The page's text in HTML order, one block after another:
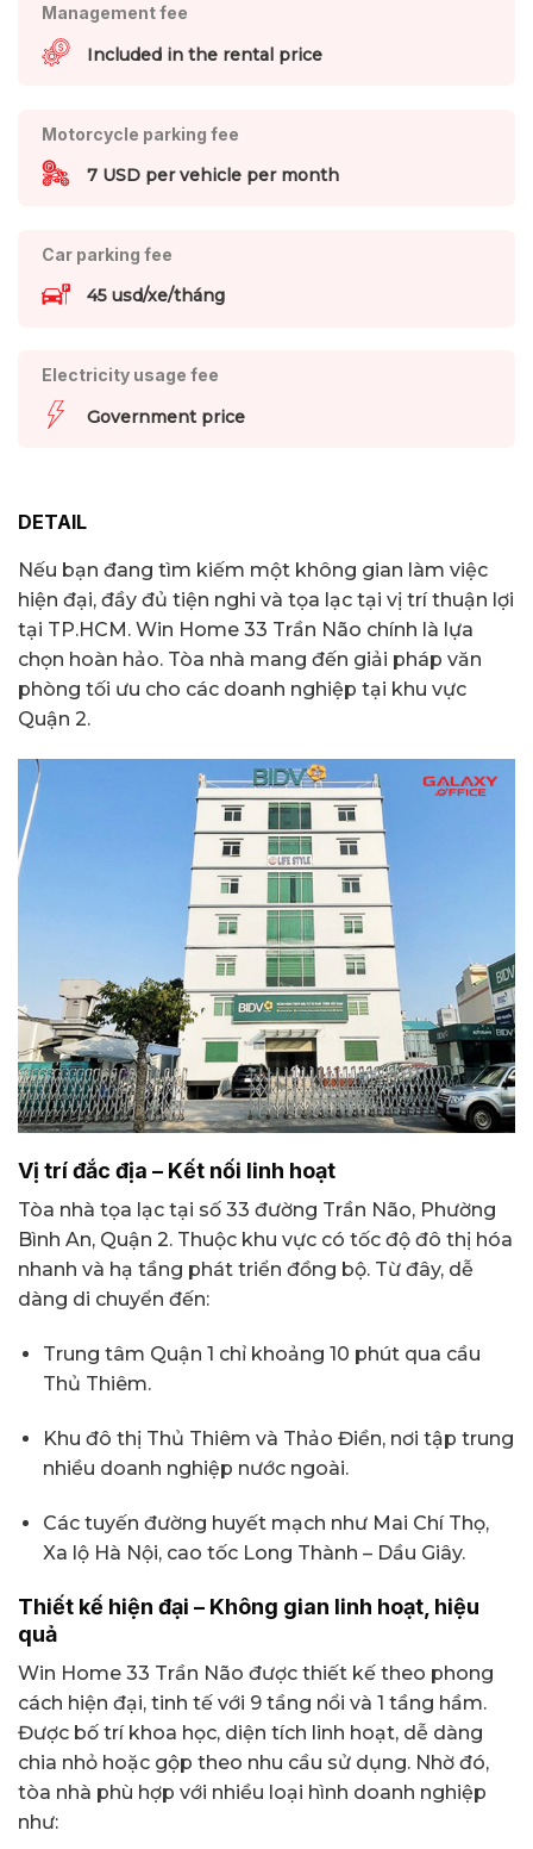
Management fee
Included in the rental price
Motorcycle parking fee
7 USD per vehicle per month
Car parking fee
45 usd/xe/tháng
Electricity usage fee
Government price
DETAIL
Nếu bạn đang tìm kiếm một không gian làm việc
hiện đại, đầy đủ tiện nghi và tọa lạc tại vị trí thuận lợi
tại TP.HCM. Win Home 33 Trần Não chính là lựa
chọn hoàn hảo. Tòa nhà mang đến giải pháp văn
phòng tối ưu cho các doanh nghiệp tại khu vực
Quận 2.
Vị trí đắc địa – Kết nối linh hoạt
Tòa nhà tọa lạc tại số 33 đường Trần Não, Phường
Bình An, Quận 2. Thuộc khu vực có tốc độ đô thị hóa
nhanh và hạ tầng phát triển đồng bộ. Từ đây, dễ
dàng di chuyển đến:
Trung tâm Quận 1 chỉ khoảng 10 phút qua cầu
Thủ Thiêm.
Khu đô thị Thủ Thiêm và Thảo Điền, nơi tập trung
nhiều doanh nghiệp nước ngoài.
Các tuyến đường huyết mạch như Mai Chí Thọ,
Xa lộ Hà Nội, cao tốc Long Thành – Dầu Giây.
Thiết kế hiện đại – Không gian linh hoạt, hiệu
quả
Win Home 33 Trần Não được thiết kế theo phong
cách hiện đại, tinh tế với 9 tầng nổi và 1 tầng hầm.
Được bố trí khoa học, diện tích linh hoạt, dễ dàng
chia nhỏ hoặc gộp theo nhu cầu sử dụng. Nhờ đó,
tòa nhà phù hợp với nhiều loại hình doanh nghiệp
như: